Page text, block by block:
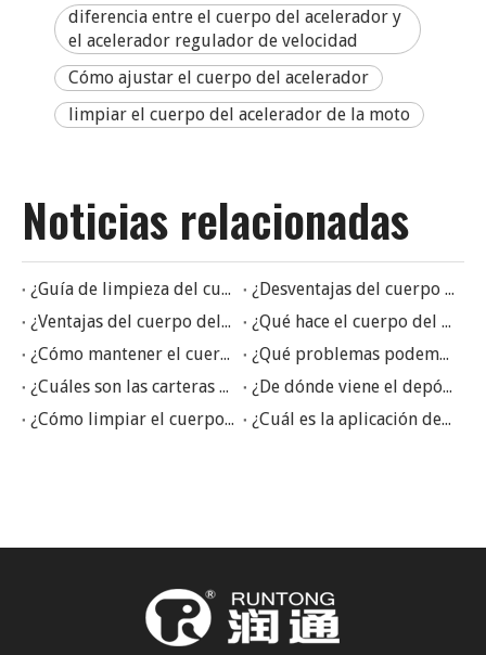
diferencia entre el cuerpo del acelerador y
el acelerador regulador de velocidad
Cómo ajustar el cuerpo del acelerador
limpiar el cuerpo del acelerador de la moto
Noticias relacionadas
¿Guía de limpieza del cuerpo del acelerador de la motocicleta?
¿Desventajas del cuerpo del acelerador de la motocicleta Efi?
¿Ventajas del cuerpo del acelerador de la motocicleta Efi?
¿Qué hace el cuerpo del acelerador de una motocicleta?
¿Cómo mantener el cuerpo del acelerador de la motocicleta?
¿Qué problemas podemos enfrentar al usar el cuerpo del acelerador?
¿Cuáles son las carteras de cuerpo de mariposa?
¿De dónde viene el depósito en el cuerpo del acelerador?
¿Cómo limpiar el cuerpo del acelerador?
¿Cuál es la aplicación del cuerpo del acelerador?